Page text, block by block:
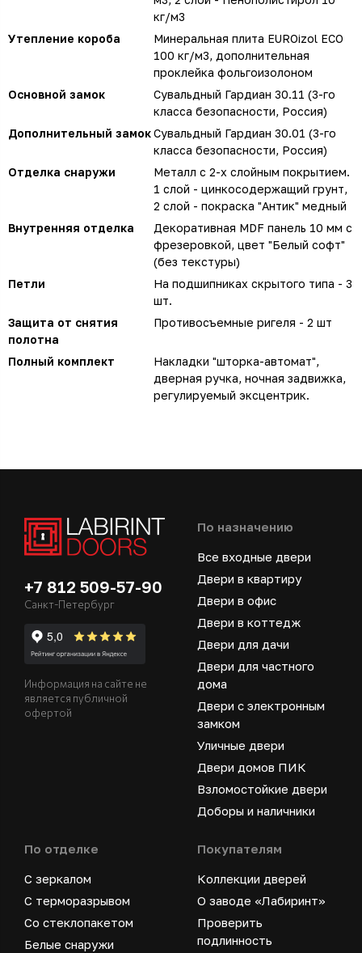
кг/м3
Утепление короба
Минеральная плита EUROizol ECO
100 кг/м3, дополнительная
проклейка фольгоизолоном
Основной замок
Сувальдный Гардиан 30.11 (3-го
класса безопасности, Россия)
Дополнительный замокСувальдный Гардиан 30.01 (3-го
класса безопасности, Россия)
Отделка снаружи
Металл с 2-х слойным покрытием.
1 слой - цинкосодержащий грунт,
2 слой - покраска "Антик" медный
Внутренняя отделка
Декоративная MDF панель 10 мм с
фрезеровкой, цвет "Белый софт"
(без текстуры)
Петли
На подшипниках скрытого типа - 3
шт.
Защита от снятия
полотна
Противосъемные ригеля - 2 шт
Полный комплект
Накладки "шторка-автомат",
дверная ручка, ночная задвижка,
регулируемый эксцентрик.
+7 812 509-57-90
Санкт-Петербург
Информация на сайте не
является публичной
офертой
По назначению
Все входные двери
Двери в квартиру
Двери в офис
Двери в коттедж
Двери для дачи
Двери для частного
дома
Двери с электронным
замком
Уличные двери
Двери домов ПИК
Взломостойкие двери
Доборы и наличники
По отделке
С зеркалом
С терморазрывом
Со стеклопакетом
Белые снаружи
Покупателям
Коллекции дверей
О заводе «Лабиринт»
Проверить
подлинность